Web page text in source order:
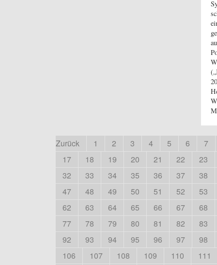
Zurück 1 2 3 4 5 6
7
17
18 19 20 21 22
23
32
33 34 35 36 37
38
47
48 49 50 51 52
53
62
63 64 65 66 67
68
77
78 79 80 81 82
83
92
93 94 95 96 97
98
106
107 108 109 110
111